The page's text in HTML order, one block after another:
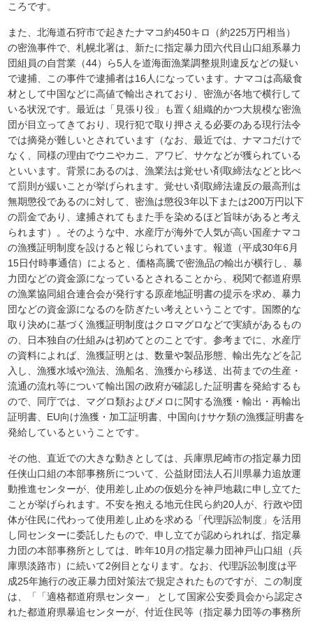
ころです。
また、北海道石狩市で起きたナマコ約450キロ（約225万円相当）
の密漁事件で、札幌北署は、新たに指定暴力団六代目山口組系暴力
団組員の自営業（44）ら5人を道海面漁業調整規則違反などの疑い
で逮捕、この事件で逮捕者は16人になっています。ナマコは高級食
材として中国などに高値で輸出されており、密漁が各地で横行して
いる状況です。最近は「見張り役」も置く組織的かつ大規模な密漁
団が目立ってきており、現行犯で取り押さえる必要のある現行法令
では摘発が難しいとされています（なお、最近では、ナマコだけで
なく、同様の理由でウニやカニ、アワビ、サケなどが獲られている
といいます。背景にあるのは、漁業法は覚せい剤取締法などと比べ
て罰則が緩いことが挙げられます。覚せい剤取締法違反の最高刑は
無期懲役であるのに対して、密漁は懲役3年以下または200万円以下
の罰金であり、逮捕されてもまた手を染めるほど旨味があると考え
られます）。そのような中、水産庁が海外で人気が高い国産ナマコ
の漁獲証明制度を設けると報じられています。報道（平成30年6月
15日付時事通信）によると、価格高騰で密漁品の輸出が横行し、暴
力団などの資金源になっているとされることから、税関で都道府県
の漁業協同組合連合会が発行する原産地証明書の提示を求め、暴力
団などの資金源になるのを防ぎたい考えということです。国際的な
取り決めに基づく漁獲証明制度はクロマグロなどで実績があるもの
の、日本独自の仕組みは初めてとのことです。参考までに、水産庁
の資料によれば、漁獲証明とは、数量や製品形態、輸出先などを記
入し、漁獲水域や漁法、漁船名、漁獲から移送、出荷までの生産・
流通の流れ等について輸出国の政府が確認した証明書を発給するも
ので、同庁では、マグロ類およびメロに関する漁獲・輸出・再輸出
証明書、EU向け漁獲・加工証明書、中国向けサケ類の漁獲証明書を
発給しているということです。
その他、直近での大きな動きとしては、兵庫県尼崎市の指定暴力団
任侠山口組の本部事務所について、公益財団法人石川県暴力追放運
動推進センターが、使用差し止めの仮処分を神戸地裁に申し立てた
ことが挙げられます。不安を抱える地元住民ら約20人が、行政や団
体が住民に代わって使用差し止めを求める「代理訴訟制度」を活用
し同センターに委託したもので、申し立てが認められれば、指定暴
力団の本部事務所としては、昨年10月の指定暴力団神戸山口組（兵
庫県淡路市）に続いて2例目となります。なお、代理訴訟制度は平
成25年施行の改正暴力団対策法で規定されたものですが、この制度
は、「「適格都道府県センター」 として国家公安委員会から認定さ
れた都道府県暴追センターが、付近住民等（指定暴力団等の事務所